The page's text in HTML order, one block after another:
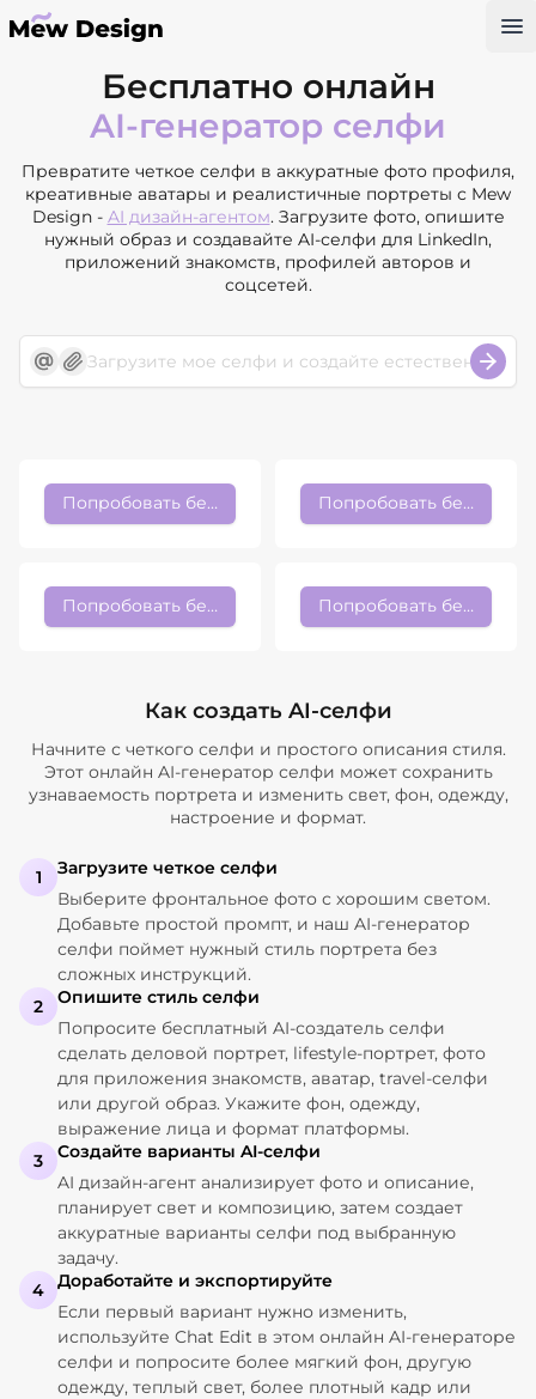
Бесплатно онлайн
AI-генератор селфи
Превратите четкое селфи в аккуратные фото профиля,
креативные аватары и реалистичные портреты с Mew
Design - AI дизайн-агентом. Загрузите фото, опишите
нужный образ и создавайте AI-селфи для LinkedIn,
приложений знакомств, профилей авторов и
соцсетей.
Попробовать бесплатно Попробовать бесплатно
Попробовать бесплатно Попробовать бесплатно
Как создать AI-селфи
Начните с четкого селфи и простого описания стиля.
Этот онлайн AI-генератор селфи может сохранить
узнаваемость портрета и изменить свет, фон, одежду,
настроение и формат.
1
Загрузите четкое селфи
Выберите фронтальное фото с хорошим светом.
Добавьте простой промпт, и наш AI-генератор
селфи поймет нужный стиль портрета без
сложных инструкций.
2
Опишите стиль селфи
Попросите бесплатный AI-создатель селфи
сделать деловой портрет, lifestyle-портрет, фото
для приложения знакомств, аватар, travel-селфи
или другой образ. Укажите фон, одежду,
выражение лица и формат платформы.
3
Создайте варианты AI-селфи
AI дизайн-агент анализирует фото и описание,
планирует свет и композицию, затем создает
аккуратные варианты селфи под выбранную
задачу.
4
Доработайте и экспортируйте
Если первый вариант нужно изменить,
используйте Chat Edit в этом онлайн AI-генераторе
селфи и попросите более мягкий фон, другую
одежду, теплый свет, более плотный кадр или